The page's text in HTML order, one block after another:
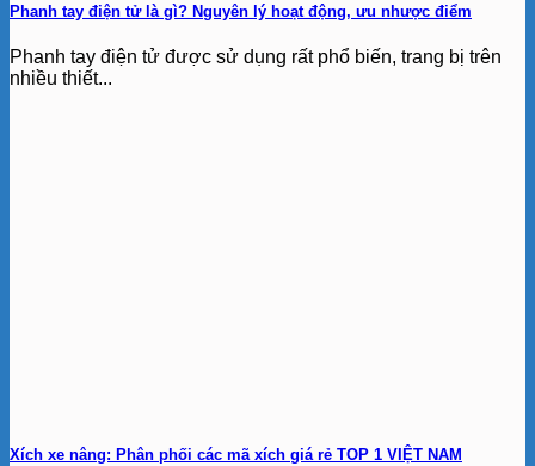
Phanh tay điện tử là gì? Nguyên lý hoạt động, ưu nhược điểm
Phanh tay điện tử được sử dụng rất phổ biến, trang bị trên
nhiều thiết...
Xích xe nâng: Phân phối các mã xích giá rẻ TOP 1 VIỆT NAM